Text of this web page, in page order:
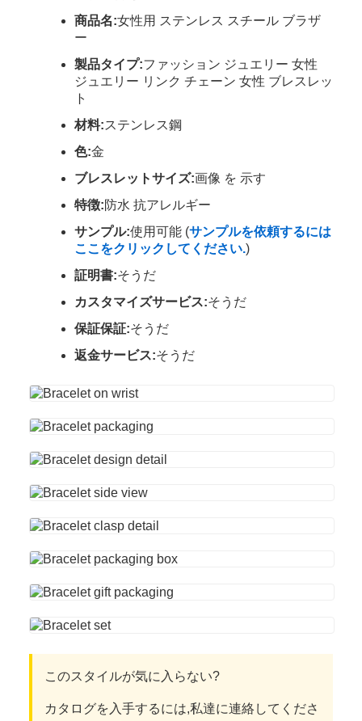
商品名:女性用 ステンレス スチール ブラザ
ー
製品タイプ:ファッション ジュエリー 女性
ジュエリー リンク チェーン 女性 ブレスレッ
ト
材料:ステンレス鋼
色:金
ブレスレットサイズ:画像 を 示す
特徴:防水 抗アレルギー
サンプル:使用可能 (サンプルを依頼するには
ここをクリックしてください.)
証明書:そうだ
カスタマイズサービス:そうだ
保証保証:そうだ
返金サービス:そうだ
このスタイルが気に入らない?
カタログを入手するには,私達に連絡してくださ